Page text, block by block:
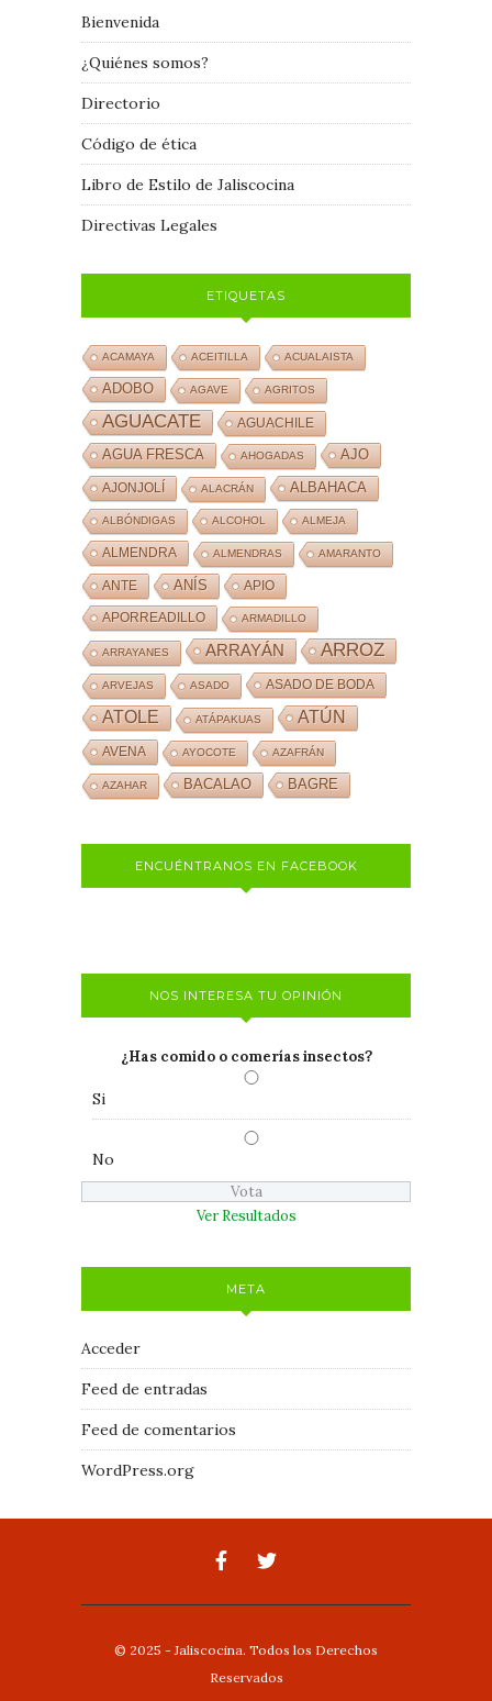
Bienvenida
¿Quiénes somos?
Directorio
Código de ética
Libro de Estilo de Jaliscocina
Directivas Legales
ETIQUETAS
ACAMAYA ACEITILLA ACUALAISTA
ADOBO AGAVE AGRITOS
AGUACATE AGUACHILE
AGUA FRESCA AHOGADAS AJO
AJONJOLÍ ALACRÁN ALBAHACA
ALBÓNDIGAS ALCOHOL ALMEJA
ALMENDRA ALMENDRAS AMARANTO
ANTE ANÍS APIO
APORREADILLO ARMADILLO
ARRAYANES ARRAYÁN ARROZ
ARVEJAS ASADO ASADO DE BODA
ATOLE ATÁPAKUAS ATÚN
AVENA AYOCOTE AZAFRÁN
AZAHAR BACALAO BAGRE
ENCUÉNTRANOS EN FACEBOOK
NOS INTERESA TU OPINIÓN
¿Has comido o comerías insectos?
Si
No
Ver Resultados
META
Acceder
Feed de entradas
Feed de comentarios
WordPress.org
© 2025 - Jaliscocina. Todos los Derechos
Reservados